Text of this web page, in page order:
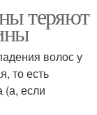
теряют
волос у
то есть
(а, если